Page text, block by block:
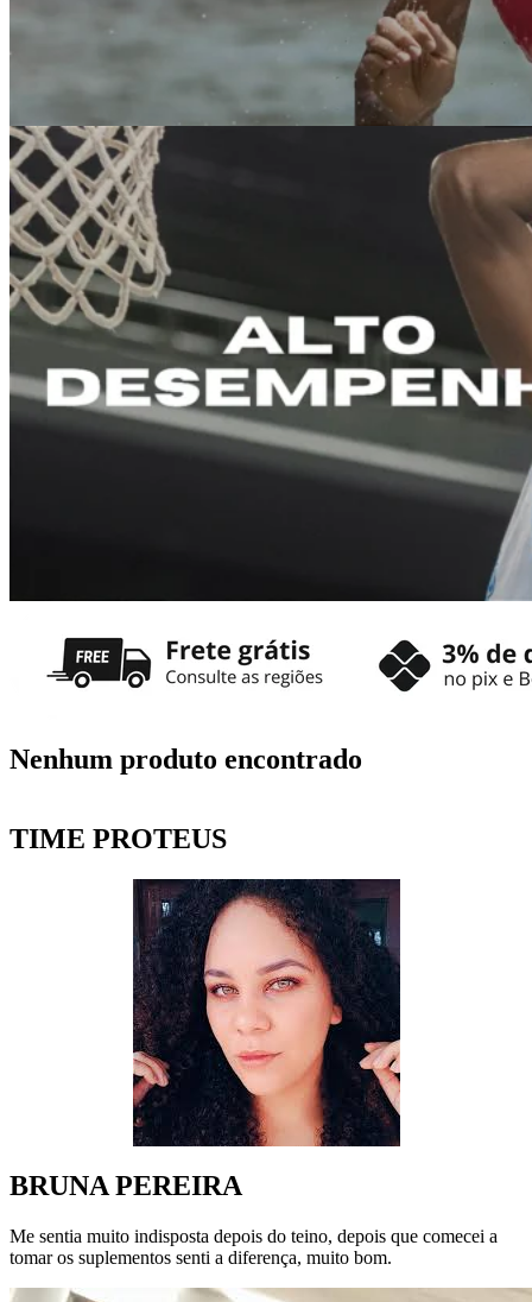
Nenhum produto encontrado
TIME PROTEUS
BRUNA PEREIRA
Me sentia muito indisposta depois do teino, depois que comecei a
tomar os suplementos senti a diferença, muito bom.